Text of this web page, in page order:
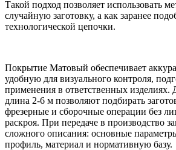
Такой подход позволяет использовать
случайную заготовку, а как заранее
технологической цепочки.
Покрытие Матовый обеспечивает
удобную для визуального контроля,
применения в ответственных изделиях.
длина 2-6 м позволяют подбирать
фрезерные и сборочные операции без
раскроя. При передаче в производство
сложного описания: основные
профиль, материал и нормативную базу.